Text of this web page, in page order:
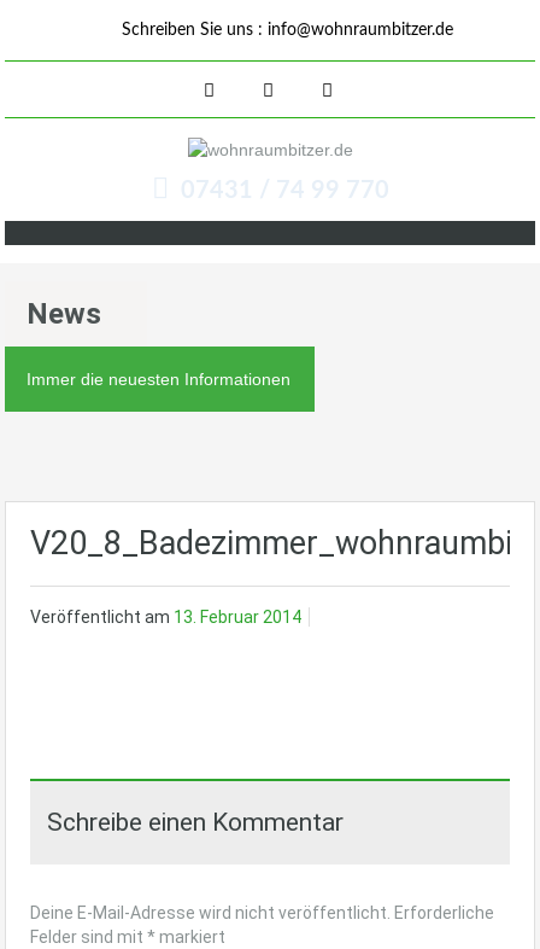
Schreiben Sie uns : info@wohnraumbitzer.de
07431 / 74 99 770
News
Immer die neuesten Informationen
Veröffentlicht am 13. Februar 2014
Schreibe einen Kommentar
Deine E-Mail-Adresse wird nicht veröffentlicht. Erforderliche
Felder sind mit *markiert